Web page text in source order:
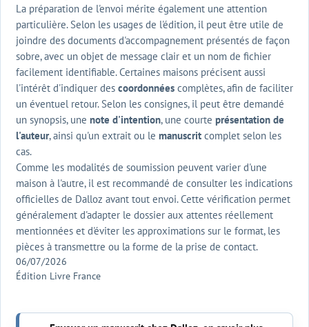
La préparation de l'envoi mérite également une attention
particulière. Selon les usages de l'édition, il peut être utile de
joindre des documents d'accompagnement présentés de façon
sobre, avec un objet de message clair et un nom de fichier
facilement identifiable. Certaines maisons précisent aussi
l'intérêt d'indiquer des coordonnées complètes, afin de faciliter
un éventuel retour. Selon les consignes, il peut être demandé
un synopsis, une note d'intention, une courte présentation de
l'auteur, ainsi qu'un extrait ou le manuscrit complet selon les
cas.
Comme les modalités de soumission peuvent varier d'une
maison à l'autre, il est recommandé de consulter les indications
officielles de Dalloz avant tout envoi. Cette vérification permet
généralement d'adapter le dossier aux attentes réellement
mentionnées et d'éviter les approximations sur le format, les
pièces à transmettre ou la forme de la prise de contact.
06/07/2026
Édition Livre France